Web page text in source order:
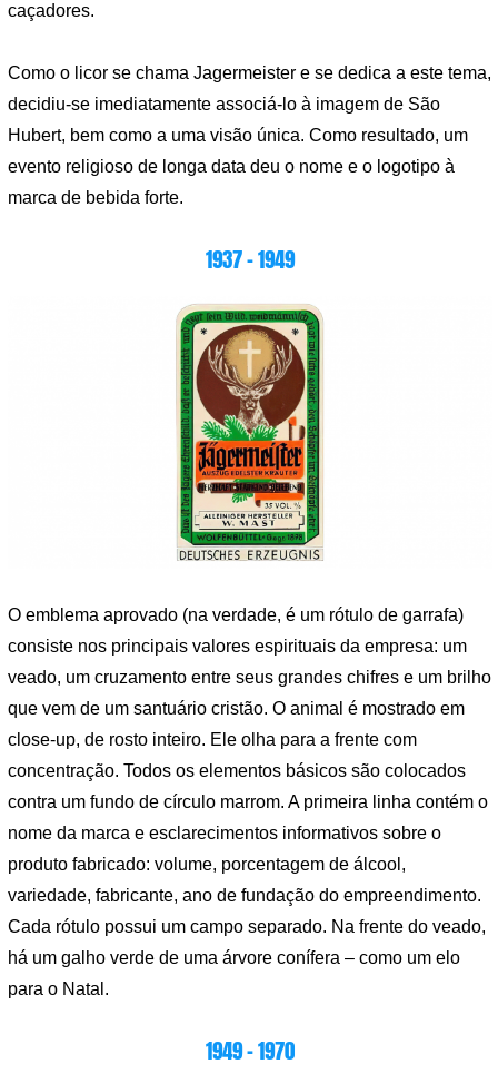
caçadores.
Como o licor se chama Jagermeister e se dedica a este tema,
decidiu-se imediatamente associá-lo à imagem de São
Hubert, bem como a uma visão única. Como resultado, um
evento religioso de longa data deu o nome e o logotipo à
marca de bebida forte.
1937 – 1949
O emblema aprovado (na verdade, é um rótulo de garrafa)
consiste nos principais valores espirituais da empresa: um
veado, um cruzamento entre seus grandes chifres e um brilho
que vem de um santuário cristão. O animal é mostrado em
close-up, de rosto inteiro. Ele olha para a frente com
concentração. Todos os elementos básicos são colocados
contra um fundo de círculo marrom. A primeira linha contém o
nome da marca e esclarecimentos informativos sobre o
produto fabricado: volume, porcentagem de álcool,
variedade, fabricante, ano de fundação do empreendimento.
Cada rótulo possui um campo separado. Na frente do veado,
há um galho verde de uma árvore conífera – como um elo
para o Natal.
1949 – 1970